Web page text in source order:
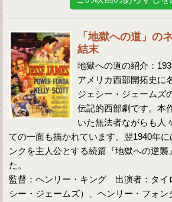
「地獄への道」の
結末
地獄への道の紹介：
アメリカ西部開拓史に
ジェシー・ジェームズ
伝記的西部劇です。本
いた無法者ながらも人
ての一面も描かれています。翌1940年
ンクを主人公とする続篇『地獄への逆襲
た。
監督：ヘンリー・キング 出演者：タイ
シー・ジェームズ）、ヘンリー・フォン